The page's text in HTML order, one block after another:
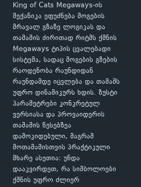
King of Cats Megaways-ის
მექანიკა ეფუძნება მოგების
მრავალ გზაზე ლოგიკას და
თამაშის ძირითად რიტმს ქმნის
Megaways ტიპის ცვალებადი
სისტემა, სადაც მოგების გზების
რაოდენობა რაუნდიდან
რაუნდამდე იცვლება და თამაშს
უფრო დინამიკურს ხდის. ზუსტი
პარამეტრები კონკრეტულ
ვერსიასა და პროვაიდერის
თამაშის წესებზეა
დამოკიდებული, მაგრამ
მოთამაშისთვის პრაქტიკული
მხარე ასეთია: უნდა
დააკვირდეთ, რა სიმბოლოები
ქმნის უფრო ძლიერ